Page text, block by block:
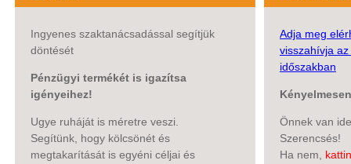
Ingyenes szaktanácsadással segítjük
döntését
Pénzügyi termékét is igazítsa
igényeihez!
Ugye ruháját is méretre veszi.
Segítünk, hogy kölcsönét és
megtakarítását is egyéni céljai és
Adja meg
visszahívja
időszakban
Önnek van
Szerencsés!
Ha nem,